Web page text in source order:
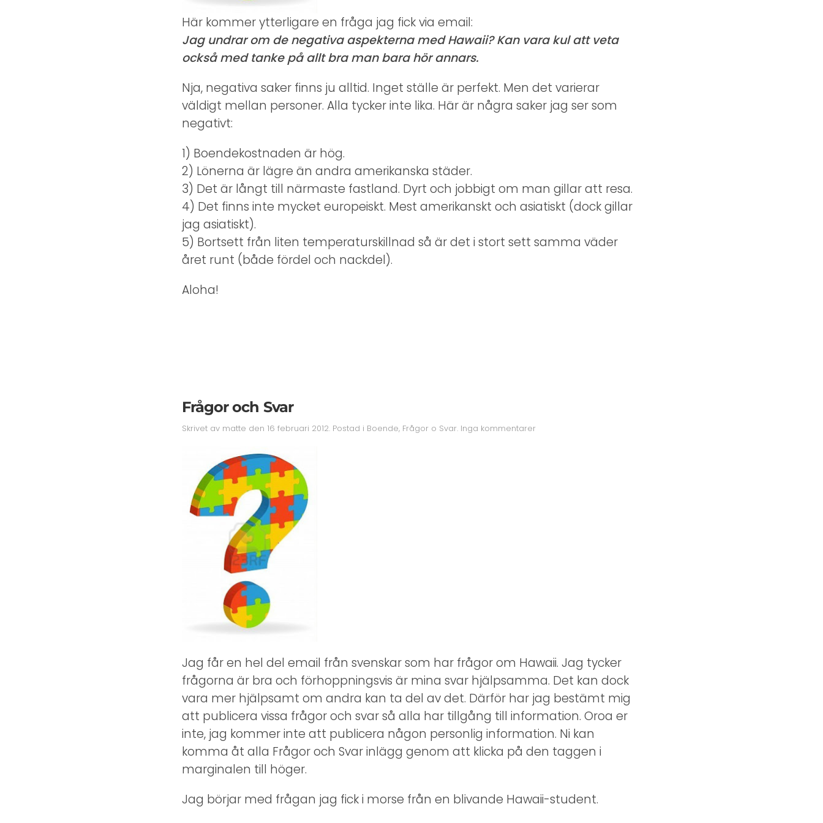
Här kommer ytterligare en fråga jag fick via email:
Jag undrar om de negativa aspekterna med Hawaii? Kan vara kul att veta
också med tanke på allt bra man bara hör annars.
Nja, negativa saker finns ju alltid. Inget ställe är perfekt. Men det varierar
väldigt mellan personer. Alla tycker inte lika. Här är några saker jag ser som
negativt:
1) Boendekostnaden är hög.
2) Lönerna är lägre än andra amerikanska städer.
3) Det är långt till närmaste fastland. Dyrt och jobbigt om man gillar att resa.
4) Det finns inte mycket europeiskt. Mest amerikanskt och asiatiskt (dock gillar
jag asiatiskt).
5) Bortsett från liten temperaturskillnad så är det i stort sett samma väder
året runt (både fördel och nackdel).
Aloha!
Frågor och Svar
Skrivet av matte den 16 februari 2012. Postad i Boende, Frågor o Svar. Inga kommentarertill
Jag får en hel del email från svenskar som har frågor om Hawaii. Jag tycker
frågorna är bra och förhoppningsvis är mina svar hjälpsamma. Det kan dock
vara mer hjälpsamt om andra kan ta del av det. Därför har jag bestämt mig
att publicera vissa frågor och svar så alla har tillgång till information. Oroa er
inte, jag kommer inte att publicera någon personlig information. Ni kan
komma åt alla Frågor och Svar inlägg genom att klicka på den taggen i
marginalen till höger.
Jag börjar med frågan jag fick i morse från en blivande Hawaii-student.